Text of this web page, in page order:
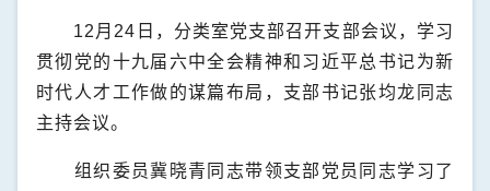
12 月 24 日，分类室党支部召开支部会议，学习
贯彻党的十九届六中全会精神和习近平总书记为新
时代人才工作做的谋篇布局，支部书记张均龙同志
主持会议。
组织委员冀晓青同志带领支部党员同志学习了